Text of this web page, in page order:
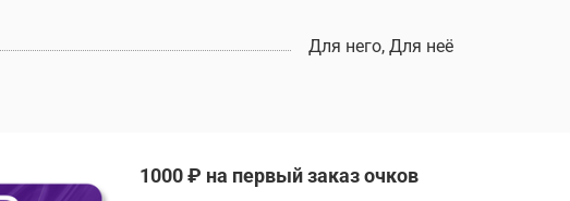
Для него, Для неё
1000 ₽ на первый заказ очков